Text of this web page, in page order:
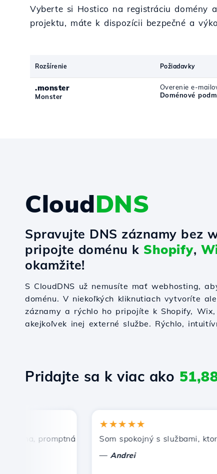
Vyberte si Hostico na registráciu domény
projektu, máte k dispozícii bezpečné a
Rozšírenie Požiadavky
.monster
Monster
Overenie e-
Doménové
CloudDNS
Spravujte DNS záznamy bez
pripojte doménu k Shopify,
okamžite!
S CloudDNS už nemusíte mať webhosting,
doménu. V niekoľkých kliknutiach vytvoríte
záznamy a rýchlo ho pripojíte k Shopify,
akejkoľvek inej externé službe. Rýchlo,
Pridajte sa k viac ako
promptná a efektívna technická podpora.
★★★★★
Som spokojný s službami, ktoré
Andrei